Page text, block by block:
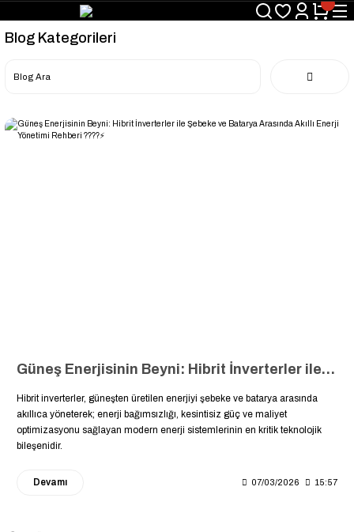
Blog Kategorileri
Güneş Enerjisinin Beyni: Hibrit İnverterler ile Şebeke ve Batarya Arasında Akıllı Enerji Yönetimi Rehberi ????⚡
Hibrit inverterler, güneşten üretilen enerjiyi şebeke ve batarya arasında
akıllıca yöneterek; enerji bağımsızlığı, kesintisiz güç ve maliyet
optimizasyonu sağlayan modern enerji sistemlerinin en kritik teknolojik
bileşenidir.
Devamı 07/03/2026 15:57